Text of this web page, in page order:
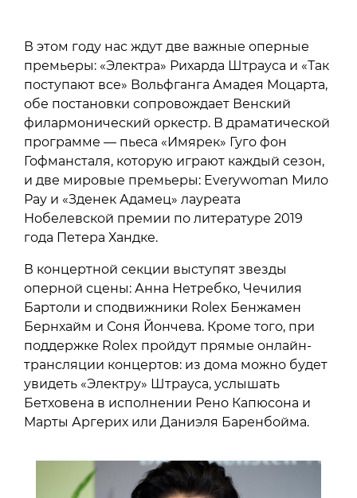
В этом году нас ждут две важные оперные
премьеры: «Электра» Рихарда Штрауса и «Так
поступают все» Вольфганга Амадея Моцарта,
обе постановки сопровождает Венский
филармонический оркестр. В драматической
программе — пьеса «Имярек» Гуго фон
Гофмансталя, которую играют каждый сезон,
и две мировые премьеры: Everywoman Мило
Рау и «Зденек Адамец» лауреата
Нобелевской премии по литературе 2019
года Петера Хандке.
В концертной секции выступят звезды
оперной сцены: Анна Нетребко, Чечилия
Бартоли и сподвижники Rolex Бенжамен
Бернхайм и Соня Йончева. Кроме того, при
поддержке Rolex пройдут прямые онлайн-
трансляции концертов: из дома можно будет
увидеть «Электру» Штрауса, услышать
Бетховена в исполнении Рено Капюсона и
Марты Аргерих или Даниэля Баренбойма.